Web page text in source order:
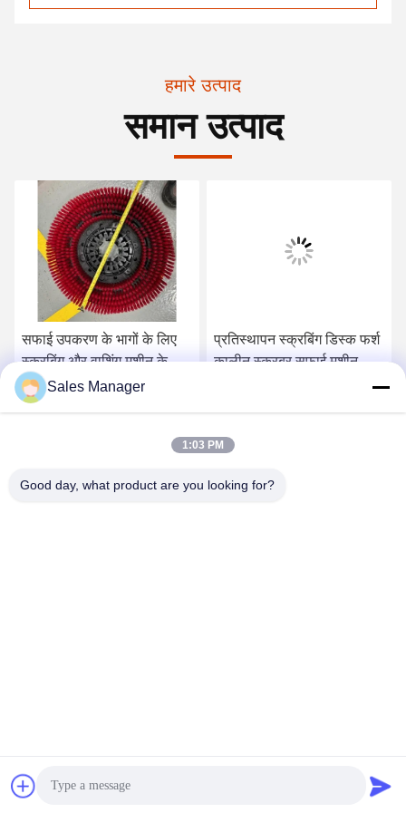
हमारे उत्पाद
समान उत्पाद
सफाई उपकरण के भागों के लिए
स्क्रबिंग और वाशिंग मशीन के लिए
फर्श सफाई ब्रश
प्रतिस्थापन स्क्रबिंग डिस्क फर्श
कालीन स्क्रबर सफाई मशीन के
चीन अच्छी गुणवत्ता स्नो स्वीपर ब्रश आपूर्तिकर्ता. कॉपीराइट © 2019-2026 Anhui Uniform
Trading Co.Ltd . सर्वाधिकार सुरक्षित।
Sales Manager
1:03 PM
Good day, what product are you looking for?